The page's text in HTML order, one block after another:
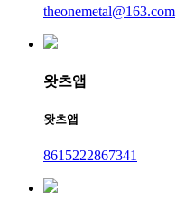
theonemetal@163.com
왓츠앱
왓츠앱
8615222867341